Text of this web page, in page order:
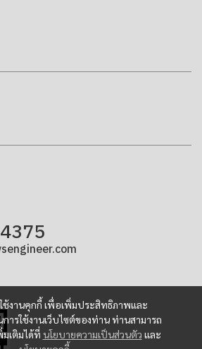
ช้งานคุกกี้ เพื่อเพิ่มประสิทธิภาพและ
ารใช้งานเว็บไซต์ของท่าน ท่านสามารถ
เติมได้ที่ นโยบายความเป็นส่วนตัว และ